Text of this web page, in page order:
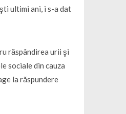
ultimi ani, i s-a dat
răspândirea urii şi
sociale din cauza
la răspundere